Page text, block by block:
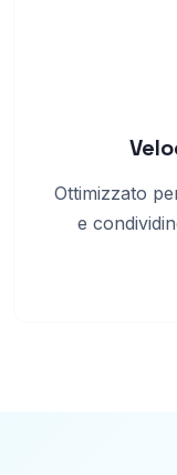
Ottimizzato
e